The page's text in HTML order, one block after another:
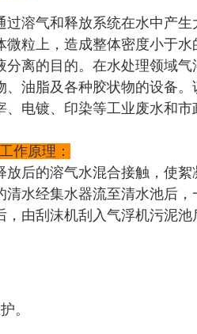
溶气和释放系统在水中产生
粒上，造成整体密度小于
离的目的。在水处理领域气
油脂及各种胶状物的设备
电镀、印染等工业废水和市
工作原理：
后的溶气水混合接触，使
水经集水器流至清水池后
由刮沫机刮入气浮机污泥池
。